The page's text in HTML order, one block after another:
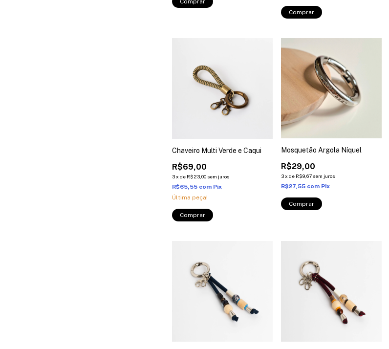
Chaveiro Multi Verde e Caqui
R$69,00
3xde R$23,00 sem juros
R$65,55 com Pix
Última peça!
Mosquetão Argola Níquel
R$29,00
3x de R$9,67 sem juros
R$27,55 com Pix